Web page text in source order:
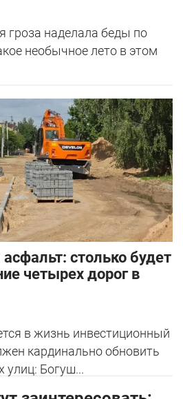
гроза наделала беды по
необычное лето в этом
столько будет
четырех дорог в
в жизнь инвестиционный
кардинально обновить
улиц: Богуш...